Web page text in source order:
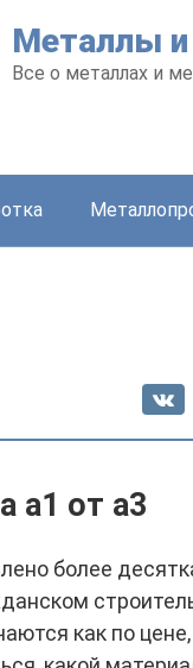
Металлы и
Все о металлах и
а1 от а3
более
как по